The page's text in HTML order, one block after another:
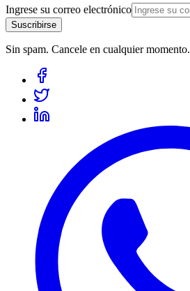
Ingrese su correo electrónico
Suscribirse
Sin spam. Cancele en cualquier momento.